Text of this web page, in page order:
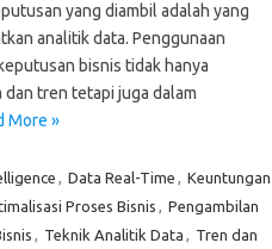
yang diambil adalah yang
analitik data. Penggunaan
bisnis tidak hanya
dan tren tetapi juga dalam
More »
, Data Real-Time , Keuntungan
Proses Bisnis , Pengambilan
, Teknik Analitik Data , Tren dan